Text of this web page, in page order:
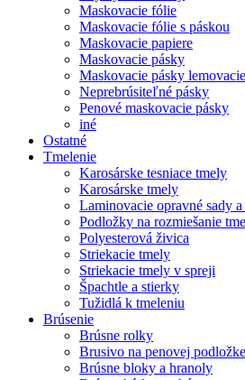
Maskovacie fólie
Maskovacie fólie s páskou
Maskovacie papiere
Maskovacie pásky
Maskovacie pásky lemovacie
Neprebrúsiteľné pásky
Penové maskovacie pásky
iné
Ostatné
Tmelenie
Karosárske tesniace tmely
Karosárske tmely
Laminovacie opravné sady
Podložky na rozmiešanie
Polyesterová živica
Striekacie tmely
Striekacie tmely v spreji
Špachtle a stierky
Tužidlá k tmeleniu
Brúsenie
Brúsne rolky
Brusivo na penovej podložke
Brúsne bloky a hranoly